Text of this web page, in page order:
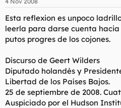
o
d
e
l
e
a
i
c
i
Esta reflexion es unpoco
leerla para darse cuenta
putos progres de los cojones.
Discurso de Geert Wilders
Diputado holandés y
Libertad de los Países Bajos.
25 de septiembre de 2008.
Auspiciado por el Hudson